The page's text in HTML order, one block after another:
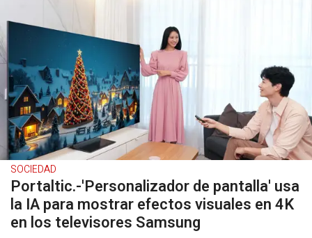
SOCIEDAD
Portaltic.-'Personalizador de pantalla' usa
la IA para mostrar efectos visuales en 4K
en los televisores Samsung